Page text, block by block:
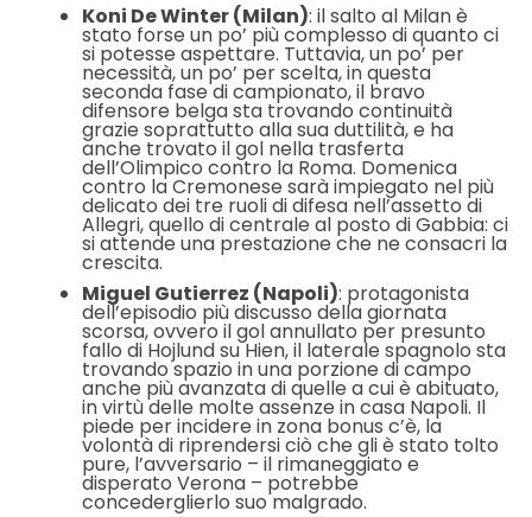
Koni De Winter (Milan): il salto al Milan è
stato forse un po’ più complesso di quanto ci
si potesse aspettare. Tuttavia, un po’ per
necessità, un po’ per scelta, in questa
seconda fase di campionato, il bravo
difensore belga sta trovando continuità
grazie soprattutto alla sua duttilità, e ha
anche trovato il gol nella trasferta
dell’Olimpico contro la Roma. Domenica
contro la Cremonese sarà impiegato nel più
delicato dei tre ruoli di difesa nell’assetto di
Allegri, quello di centrale al posto di Gabbia: ci
si attende una prestazione che ne consacri la
crescita.
Miguel Gutierrez (Napoli): protagonista
dell’episodio più discusso della giornata
scorsa, ovvero il gol annullato per presunto
fallo di Hojlund su Hien, il laterale spagnolo sta
trovando spazio in una porzione di campo
anche più avanzata di quelle a cui è abituato,
in virtù delle molte assenze in casa Napoli. Il
piede per incidere in zona bonus c’è, la
volontà di riprendersi ciò che gli è stato tolto
pure, l’avversario – il rimaneggiato e
disperato Verona – potrebbe
concederglierlo suo malgrado.